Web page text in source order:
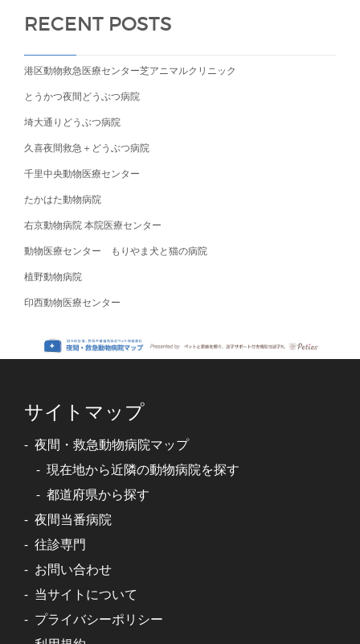
RECENT POSTS
港区動物救急医療センター芝アニマルクリニック
とうかつ夜間どうぶつ病院
埼大通りどうぶつ病院
久喜夜間救急＋どうぶつ病院
千里中央動物医療センター
たかはた動物病院
右京動物病院 本院医療センター
動物医療センター もりやま犬と猫の病院
植野動物病院
印西動物医療センター
サイトマップ
夜間・救急動物病院マップ
現在地から近隣の動物病院を探す
都道府県から探す
夜間当番病院
往診専門
お問い合わせ
当サイトについて
プライバシーポリシー